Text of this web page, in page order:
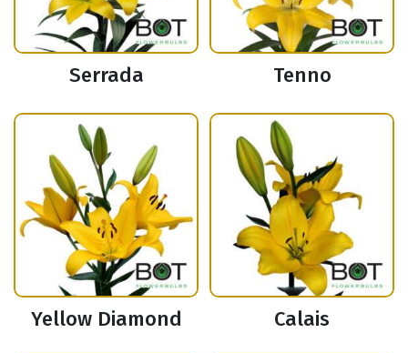
Serrada Tenno
Yellow Diamond Calais